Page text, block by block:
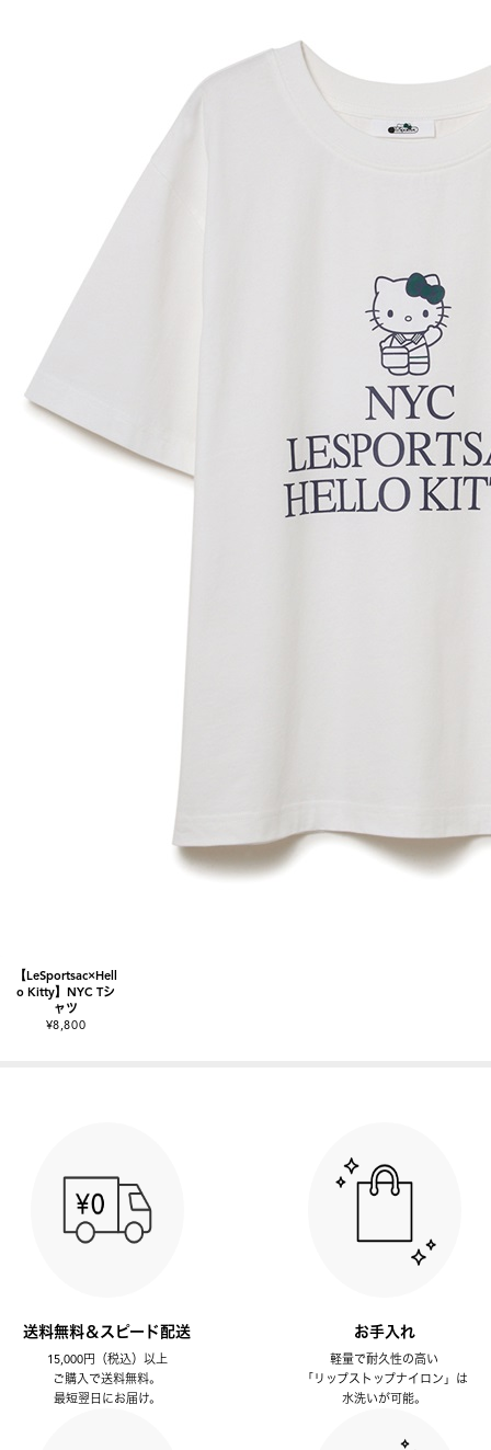
【LeSportsac×Hell
o Kitty】NYC Tシ
ャツ
¥8,800
送料無料＆スピード配送
15,000円（税込）以上
ご購入で送料無料。
最短翌日にお届け。
お手入れ
軽量で耐久性の高い
「リップストップナイロン」は
水洗いが可能。